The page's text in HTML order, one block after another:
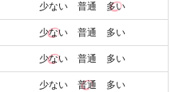
少ない 普通 多い
少ない普通 多い
少ない普通 多い
少ない 普通 多い